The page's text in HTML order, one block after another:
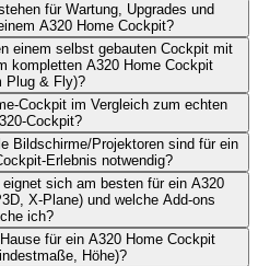
für Wartung, Upgrades und
A320 Home Cockpit?​
einem selbst gebauten Cockpit mit
kompletten A320 Home Cockpit
Plug & Fly)?
Cockpit im Vergleich zum echten
Cockpit?​
Bildschirme/Projektoren sind für ein
Erlebnis notwendig?
sich am besten für ein A320
X‑Plane) und welche Add-ons
ich?​
für ein A320 Home Cockpit
Höhe)?​